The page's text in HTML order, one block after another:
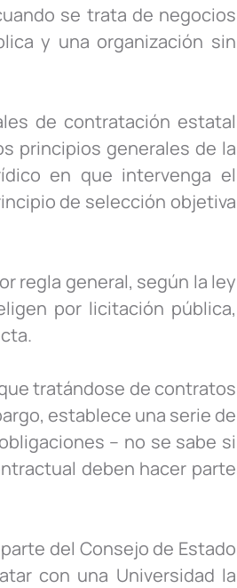
se trata de negocios
y una organización sin
de contratación estatal
principios generales de la
en que intervenga el
de selección objetiva
regla general, según la ley
por licitación pública,
tratándose de contratos
establece una serie de
– no se sabe si
deben hacer parte
del Consejo de Estado
con una Universidad la